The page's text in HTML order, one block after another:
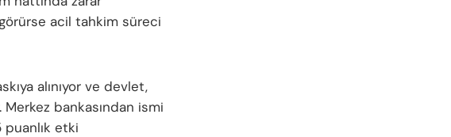
acil tahkim süreci
alınıyor ve devlet,
bankasından ismi
etki